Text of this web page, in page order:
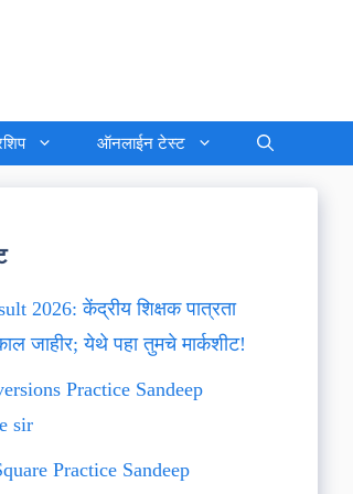
ऑनलाईन टेस्ट
2026: केंद्रीय शिक्षक पात्रता
जाहीर; येथे पहा तुमचे मार्कशीट!
Practice Sandeep
sir
Practice Sandeep